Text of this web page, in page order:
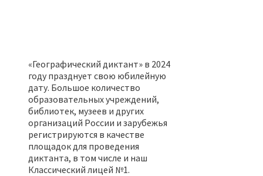
«Географический диктант» в 2024
году празднует свою юбилейную
дату. Большое количество
образовательных учреждений,
библиотек, музеев и других
организаций России и зарубежья
регистрируются в качестве
площадок для проведения
диктанта, в том числе и наш
Классический лицей №1.